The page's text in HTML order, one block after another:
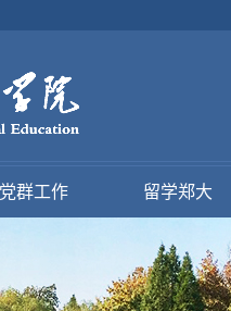
党群工作 留学郑大